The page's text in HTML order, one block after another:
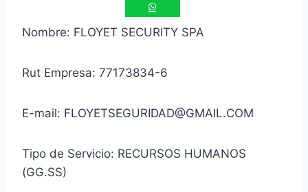
Nombre: FLOYET SECURITY SPA
Rut Empresa: 77173834-6
E-mail: FLOYETSEGURIDAD@GMAIL.COM
Tipo de Servicio: RECURSOS HUMANOS
(GG.SS)